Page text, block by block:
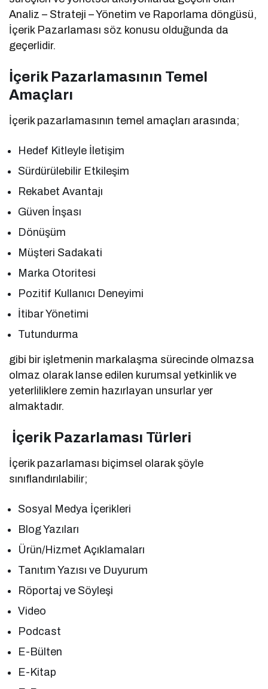
Analiz – Strateji – Yönetim ve Raporlama döngüsü,
İçerik Pazarlaması söz konusu olduğunda da
geçerlidir.
İçerik Pazarlamasının Temel
Amaçları
İçerik pazarlamasının temel amaçları arasında;
Hedef Kitleyle İletişim
Sürdürülebilir Etkileşim
Rekabet Avantajı
Güven İnşası
Dönüşüm
Müşteri Sadakati
Marka Otoritesi
Pozitif Kullanıcı Deneyimi
İtibar Yönetimi
Tutundurma
gibi bir işletmenin markalaşma sürecinde olmazsa
olmaz olarak lanse edilen kurumsal yetkinlik ve
yeterliliklere zemin hazırlayan unsurlar yer
almaktadır.
İçerik Pazarlaması Türleri
İçerik pazarlaması biçimsel olarak şöyle
sınıflandırılabilir;
Sosyal Medya İçerikleri
Blog Yazıları
Ürün/Hizmet Açıklamaları
Tanıtım Yazısı ve Duyurum
Röportaj ve Söyleşi
Video
Podcast
E-Bülten
E-Kitap